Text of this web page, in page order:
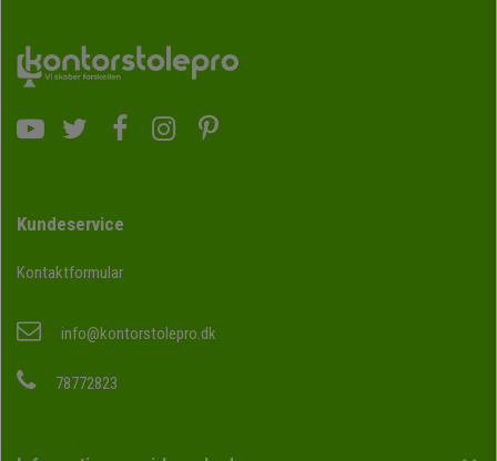
Kundeservice
Kontaktformular
info@kontorstolepro.dk
78772823